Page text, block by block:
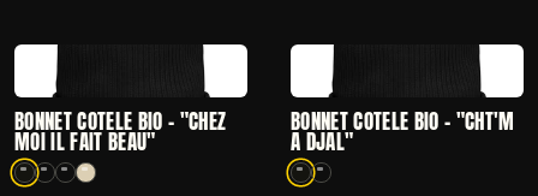
— BONNET CÔTELÉ BIO - "CHEZ MOI IL FAIT BEAU"
BONNET CÔTELÉ BIO - "CHEZ
MOI IL FAIT BEAU"
4 coloris disponibles
— BONNET
BONNET CÔTELÉ BIO - "CHT'M
A DJAL"
2 coloris disponibles